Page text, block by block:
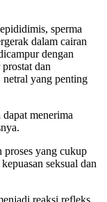
sperma
dalam cairan
dengan
dan
yang penting
menerima
proses yang cukup
seksual dan